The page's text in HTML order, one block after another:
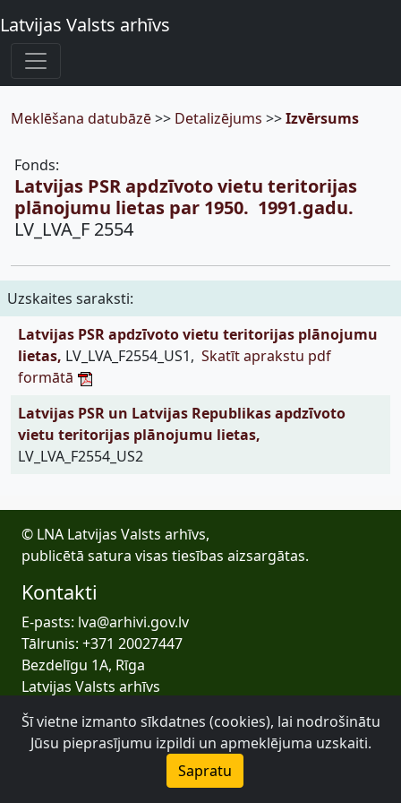
Latvijas Valsts arhīvs
Meklēšana datubāzē>> Detalizējums >>Izvērsums
Fonds:
Latvijas PSR apdzīvoto vietu teritorijas
plānojumu lietas par 1950.  1991.gadu.
LV_LVA_F 2554
Uzskaites saraksti:
Latvijas PSR apdzīvoto vietu teritorijas plānojumu
lietas, LV_LVA_F2554_US1, Skatīt aprakstu pdf
formātā
Latvijas PSR un Latvijas Republikas apdzīvoto
vietu teritorijas plānojumu lietas,
LV_LVA_F2554_US2
© LNA Latvijas Valsts arhīvs,
publicētā satura visas tiesības aizsargātas.
Kontakti
E-pasts: lva@arhivi.gov.lv
Tālrunis: +371 20027447
Bezdelīgu 1A, Rīga
Latvijas Valsts arhīvs
Šī vietne izmanto sīkdatnes (cookies), lai nodrošinātu
Jūsu pieprasījumu izpildi un apmeklējuma uzskaiti.
Sapratu